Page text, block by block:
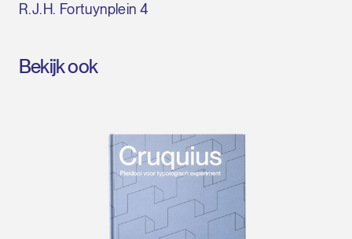
R.J.H. Fortuynplein 4
Bekijk ook